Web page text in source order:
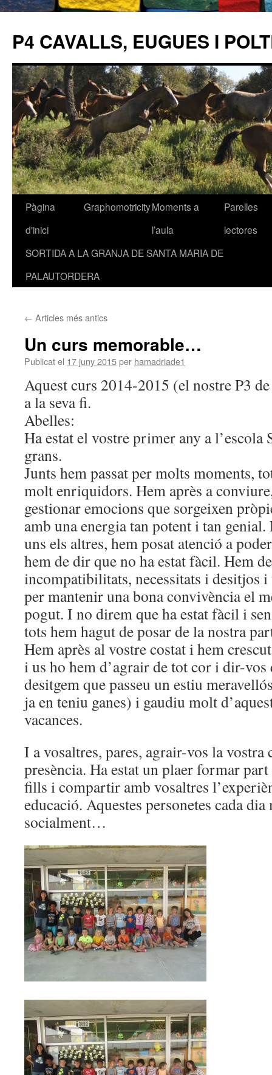
P4 CAVALLS, EUGUES I
Vés
contingut
Pàgina
d'inici
GraphomotricityMoments a
l’aula
Parelles
lectores
SORTIDA A LA GRANJA DE SANTA MARIA DE
PALAUTORDERA
← Articles més antics
Un curs memorable…
Publicat el 17 juny 2015per hamadriade1
Aquest curs 2014-2015 (el nostre P3
a la seva fi.
Abelles:
Ha estat el vostre primer any a l’escola
grans.
Junts hem passat per molts moments,
molt enriquidors. Hem après a
gestionar emocions que sorgeixen
amb una energia tan potent i tan
uns els altres, hem posat atenció a
hem de dir que no ha estat fàcil. Hem
incompatibilitats, necessitats i desitjos i
per mantenir una bona convivència el
pogut. I no direm que ha estat fàcil i
tots hem hagut de posar de la nostra
Hem après al vostre costat i hem
i us ho hem d’agrair de tot cor i dir-vos
desitgem que passeu un estiu
ja en teniu ganes) i gaudiu molt
vacances.
I a vosaltres, pares, agrair-vos la vostra
presència. Ha estat un plaer formar
fills i compartir amb vosaltres
educació. Aquestes personetes cada dia
socialment…